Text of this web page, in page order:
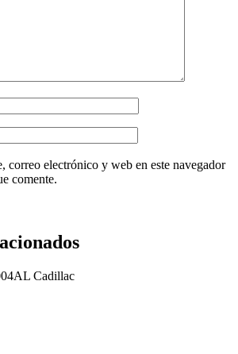
correo electrónico y web en este navegador
comente.